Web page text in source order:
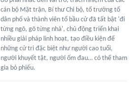
cán bộ Mặt trận, Bí thư Chi bộ, tổ trưởng tổ
dân phố và thành viên tổ bầu cử đã tất bật 'đi
từng ngõ, gõ từng nhà', chủ động triển khai
nhiều giải pháp linh hoạt, tạo điều kiện để
những cử tri đặc biệt như người cao tuổi,
người khuyết tật, người ốm đau… có thể tham
gia bỏ phiếu.